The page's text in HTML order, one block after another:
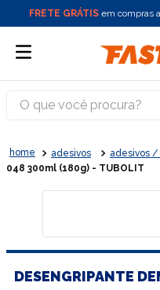
FRETE GRÁTIS em compras
O que você procura?
adesivos adesivos /
048 300ml (180g) - TUBOLIT
DESENGRIPANTE